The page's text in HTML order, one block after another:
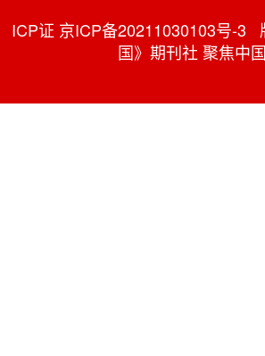
ICP证 京ICP备20211030103号-3
国》期刊社 聚焦中